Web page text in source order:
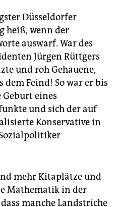
Düsseldorfer
heiß, wenn der
auswarf. War des
Jürgen Rüttgers
und roh Gehauene,
dem Feind! So war er bis
eines
und sich der auf
Konservative in
mehr Kitaplätze und
Mathematik in der
manche Landstriche